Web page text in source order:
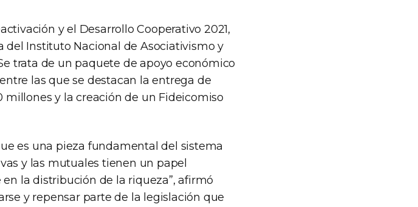
y el Desarrollo Cooperativo 2021,
Instituto Nacional de Asociativismo y
trata de un paquete de apoyo económico
las que se destacan la entrega de
millones y la creación de un Fideicomiso
es una pieza fundamental del sistema
y las mutuales tienen un papel
la distribución de la riqueza”, afirmó
y repensar parte de la legislación que